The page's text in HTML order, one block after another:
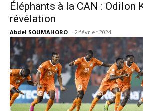
Éléphants à la CAN : Odilon
révélation
Abdel SOUMAHORO - 2 février 2024